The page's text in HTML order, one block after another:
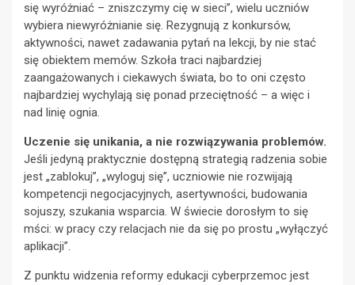
się wyróżniać – zniszczymy cię w sieci”, wielu uczniów
wybiera niewyróżnianie się. Rezygnują z konkursów,
aktywności, nawet zadawania pytań na lekcji, by nie stać
się obiektem memów. Szkoła traci najbardziej
zaangażowanych i ciekawych świata, bo to oni często
najbardziej wychylają się ponad przeciętność – a więc i
nad linię ognia.
Uczenie się unikania, a nie rozwiązywania problemów.
Jeśli jedyną praktycznie dostępną strategią radzenia sobie
jest „zablokuj”, „wyloguj się”, uczniowie nie rozwijają
kompetencji negocjacyjnych, asertywności, budowania
sojuszy, szukania wsparcia. W świecie dorosłym to się
mści: w pracy czy relacjach nie da się po prostu „wyłączyć
aplikacji”.
Z punktu widzenia reformy edukacji cyberprzemoc jest